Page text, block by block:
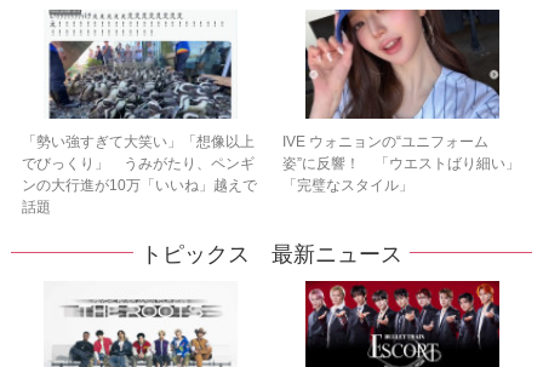
「勢い強すぎて大笑い」「想像以上
でびっくり」 うみがたり、ペンギ
ンの大行進が10万「いいね」越えで
話題
IVE ウォニョンの“ユニフォーム
姿”に反響！ 「ウエストばり細い」
「完璧なスタイル」
トピックス 最新ニュース